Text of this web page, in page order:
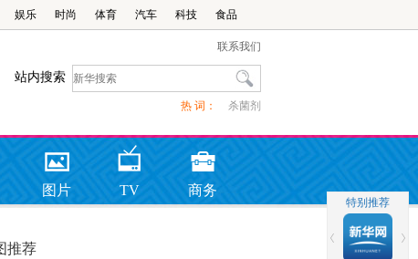
娱乐 时尚 体育 汽车 科技 食品
联系我们
站内搜索
热 词： 杀菌剂
图片 TV 商务
推荐